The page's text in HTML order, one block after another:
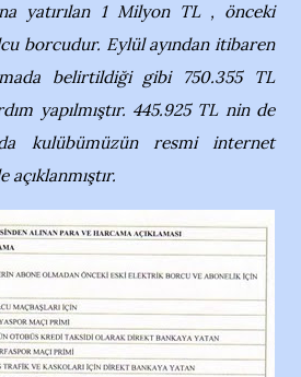
yatırılan 1 Milyon TL , önceki
borcudur. Eylül ayından itibaren
belirtildiği gibi 750.355 TL
yapılmıştır. 445.925 TL nin de
kulübümüzün resmi internet